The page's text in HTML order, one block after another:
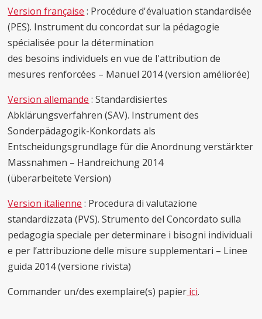
Version française : Procédure d'évaluation standardisée
(PES). Instrument du concordat sur la pédagogie
spécialisée pour la détermination
des besoins individuels en vue de l'attribution de
mesures renforcées – Manuel 2014 (version améliorée)
Version allemande : Standardisiertes
Abklärungsverfahren (SAV). Instrument des
Sonderpädagogik-Konkordats als
Entscheidungsgrundlage für die Anordnung verstärkter
Massnahmen – Handreichung 2014
(überarbeitete Version)
Version italienne : Procedura di valutazione
standardizzata (PVS). Strumento del Concordato sulla
pedagogia speciale per determinare i bisogni individuali
e per l’attribuzione delle misure supplementari – Linee
guida 2014 (versione rivista)
Commander un/des exemplaire(s) papier ici.